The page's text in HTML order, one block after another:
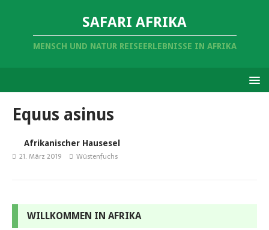
SAFARI AFRIKA
MENSCH UND NATUR REISEERLEBNISSE IN AFRIKA
Equus asinus
Afrikanischer Hausesel
21. März 2019 Wüstenfuchs
WILLKOMMEN IN AFRIKA